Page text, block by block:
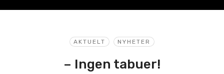
AKTUELT NYHETER
– Ingen tabuer!